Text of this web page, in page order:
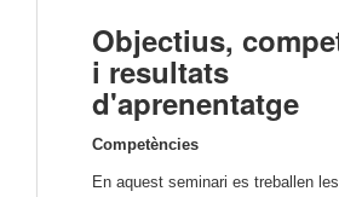
Objectius,
i resultats
d'aprenentatge
Competències
En aquest seminari es treballen